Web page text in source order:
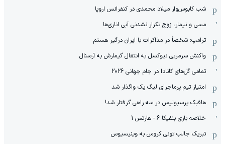
شب کابوس‌وار میلاد محمدی در کنفرانس اروپا
مسی و نیمار، زوج تکرار نشدنی آبی اناری‌ها
ترامپ: شخصاً در مذاکرات با ایران درگیر هستم
واکنش سرمربی نیوکسل به انتقال گیمارش به آرسنال
تمامی گل‌های کانادا در جام جهانی 2026
امتیاز تیم پرماجرای لیگ یک واگذار شد
هافبک پرسپولیس در سه راهی گرفتار شد!
خلاصه بازی بنفیکا 6 - هارتس 1
تبریک جالب تونی کروس به وینیسیوس